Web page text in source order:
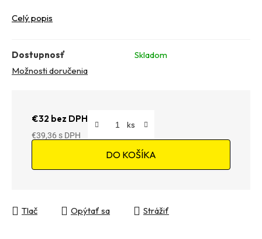
Celý popis
Dostupnosť
Skladom
Možnosti doručenia
€32 bez DPH
€39,36
DO KOŠÍKA
Tlač Opýtať sa Strážiť